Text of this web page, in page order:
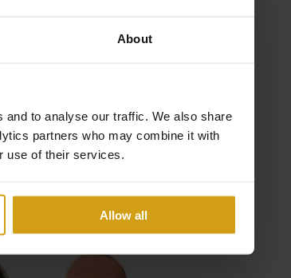
About
to analyse our traffic. We also share
partners who may combine it with
use of their services.
Allow all